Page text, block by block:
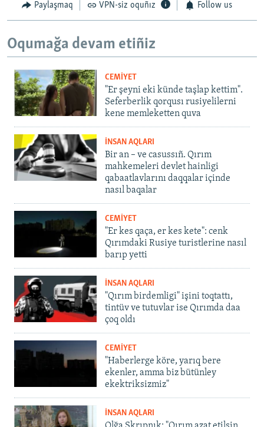
Paylaşmaq VPN-siz oquñız Follow us
Oqumağa devam etiñiz
CEMİYET
"Er şeyni eki künde taşlap kettim".
Seferberlik qorqusı rusiyelilerni
kene memleketten quva
İNSAN AQLARI
Bir an – ve casussıñ. Qırım
mahkemeleri devlet hainligi
qabaatlavlarını daqqalar içinde
nasıl baqalar
CEMİYET
"Er kes qaça, er kes kete": cenk
Qırımdaki Rusiye turistlerine nasıl
barıp yetti
İNSAN AQLARI
"Qırım birdemligi" işini toqtattı,
tintüv ve tutuvlar ise Qırımda daa
çoq oldı
CEMİYET
"Haberlerge köre, yarıq bere
ekenler, amma biz bütünley
ekektriksizmiz"
İNSAN AQLARI